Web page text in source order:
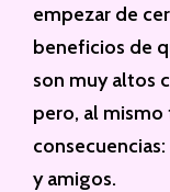
empezar de
beneficios de
son muy altos
pero, al mismo
y amigos.